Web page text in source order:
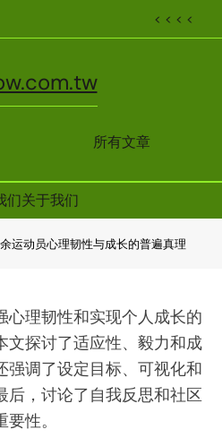
< < < <
所有文章
们关于我们
运动员心理韧性与成长的普遍真理
心理韧性和实现个人成长的
文探讨了适应性、毅力和成
强调了设定目标、可视化和
后，讨论了自我反思和社区
性。